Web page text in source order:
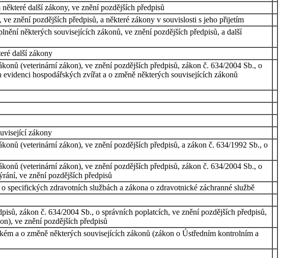
další zákony, ve znění pozdějších předpisů
znění pozdějších předpisů, a některé zákony v souvislosti s jeho přijetím
některých souvisejících zákonů, ve znění pozdějších předpisů, a další
další zákony
(veterinární zákon), ve znění pozdějších předpisů, zákon č. 634/2004 Sb., o
hospodářských zvířat a o změně některých souvisejících zákonů
zákony
(veterinární zákon), ve znění pozdějších předpisů, a zákon č. 634/1992 Sb., o
(veterinární zákon), ve znění pozdějších předpisů, zákon č. 634/2004 Sb., o
ve znění pozdějších předpisů
zdravotních službách a zákona o zdravotnické záchranné službě
zákon č. 634/2004 Sb., o správních poplatcích, ve znění pozdějších předpisů,
ve znění pozdějších předpisů
a o změně některých souvisejících zákonů (zákon o Ústředním kontrolním a